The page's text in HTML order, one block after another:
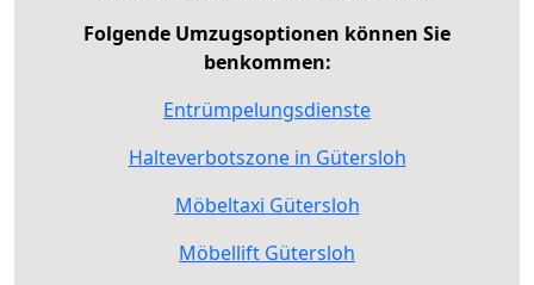
Folgende Umzugsoptionen können Sie
benkommen:
Entrümpelungsdienste
Halteverbotszone in Gütersloh
Möbeltaxi Gütersloh
Möbellift Gütersloh